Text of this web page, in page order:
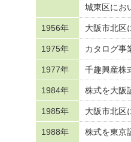
城東区にお
1956年 大阪市北区
1975年 カタログ事
1977年 千趣興産株
1984年 株式を大阪
1985年 大阪市北区
1988年 株式を東京